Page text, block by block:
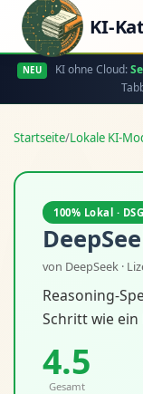
KI-
NEU KI ohne Cloud:
Startseite/Lokale KI-
100% Lokal ·
von DeepSeek ·
Reasoning-
Schritt wie ein
4.5
Gesamt